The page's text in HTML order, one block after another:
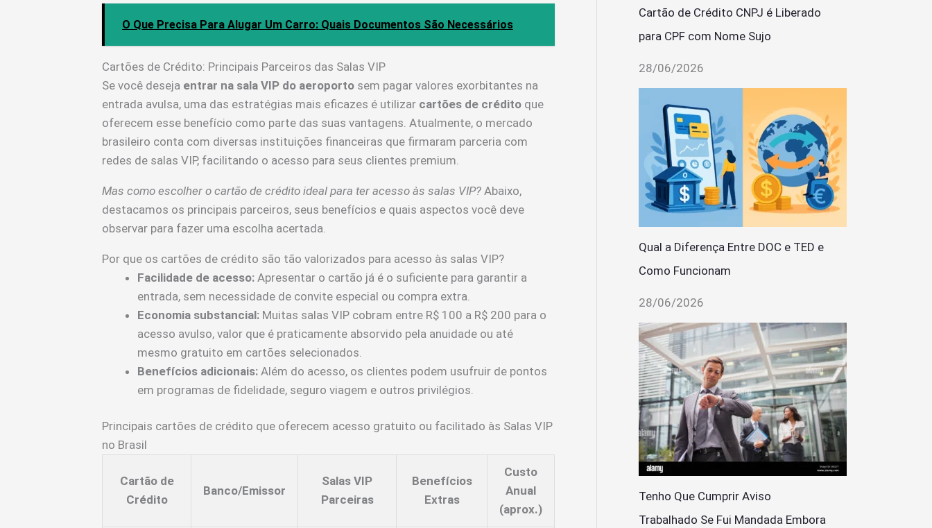
O Que Precisa Para Alugar Um Carro: Quais Documentos São Necessários
Cartões de Crédito: Principais Parceiros das Salas VIP
Se você deseja entrar na sala VIP do aeroporto sem pagar valores exorbitantes na
entrada avulsa, uma das estratégias mais eficazes é utilizar cartões de crédito que
oferecem esse benefício como parte das suas vantagens. Atualmente, o mercado
brasileiro conta com diversas instituições financeiras que firmaram parceria com
redes de salas VIP, facilitando o acesso para seus clientes premium.
Mas como escolher o cartão de crédito ideal para ter acesso às salas VIP? Abaixo,
destacamos os principais parceiros, seus benefícios e quais aspectos você deve
observar para fazer uma escolha acertada.
Por que os cartões de crédito são tão valorizados para acesso às salas VIP?
Facilidade de acesso: Apresentar o cartão já é o suficiente para garantir a
entrada, sem necessidade de convite especial ou compra extra.
Economia substancial: Muitas salas VIP cobram entre R$ 100 a R$ 200 para o
acesso avulso, valor que é praticamente absorvido pela anuidade ou até
mesmo gratuito em cartões selecionados.
Benefícios adicionais: Além do acesso, os clientes podem usufruir de pontos
em programas de fidelidade, seguro viagem e outros privilégios.
Principais cartões de crédito que oferecem acesso gratuito ou facilitado às Salas VIP
no Brasil
Cartão de
Crédito
Banco/Emissor
Salas VIP
Parceiras
Benefícios
Extras
Custo
Anual
(aprox.)
Cartão de Crédito CNPJ é Liberado
para CPF com Nome Sujo
28/06/2026
Qual a Diferença Entre DOC e TED e
Como Funcionam
28/06/2026
Tenho Que Cumprir Aviso
Trabalhado Se Fui Mandada Embora